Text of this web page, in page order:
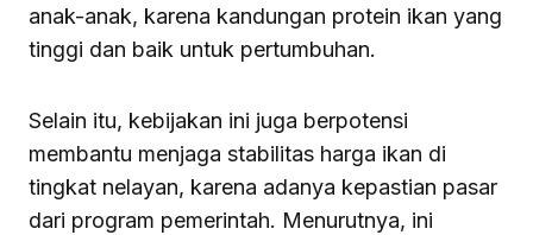
anak-anak, karena kandungan protein ikan yang
tinggi dan baik untuk pertumbuhan.
Selain itu, kebijakan ini juga berpotensi
membantu menjaga stabilitas harga ikan di
tingkat nelayan, karena adanya kepastian pasar
dari program pemerintah. Menurutnya, ini